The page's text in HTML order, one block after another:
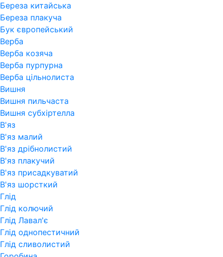
Береза китайська
Береза плакуча
Бук європейський
Верба
Верба козяча
Верба пурпурна
Верба цільнолиста
Вишня
Вишня пильчаста
Вишня субхіртелла
В'яз
В'яз малий
В'яз дрібнолистий
В'яз плакучий
В'яз присадкуватий
В'яз шорсткий
Глід
Глід колючий
Глід Лавал'є
Глід однопестичний
Глід сливолистий